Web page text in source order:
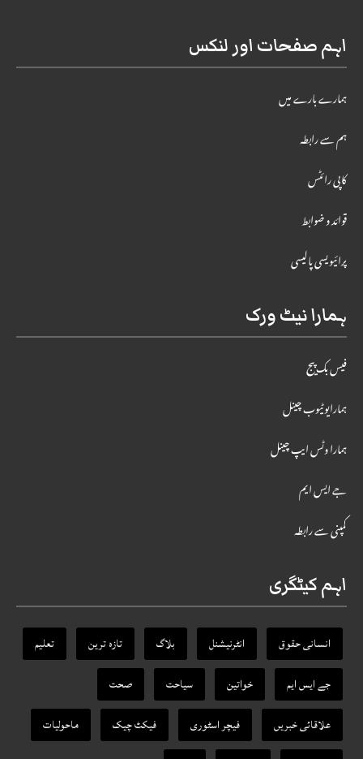
اہم صفحات اور لنکس
ہمارے بارے میں
ہم سے رابطہ
کاپی رائٹس
قوائد و ضوابط
پرائیویسی پالیسی
ہمارا نیٹ ورک
فیس بک پیج
ہمارایوٹیوب چینل
ہمارا وٹس ایپ چینل
جے ایس ایم
کمپنی سے رابطہ
اہم کیٹگری
انسانی حقوق انٹرنیشنل بلاگ تازہ ترین
تعلیم
جے ایس ایم
خواتین سیاحت
صحت
علاقائی خبریں
فیچر اسٹوری فیکٹ‌ چیک
ماحولیات